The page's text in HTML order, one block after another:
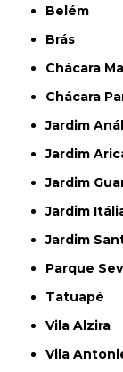
Belém
Brás
Chácara
Chácara
Jardim
Jardim
Jardim
Jardim
Jardim
Parque
Tatuapé
Vila Alzira
Vila